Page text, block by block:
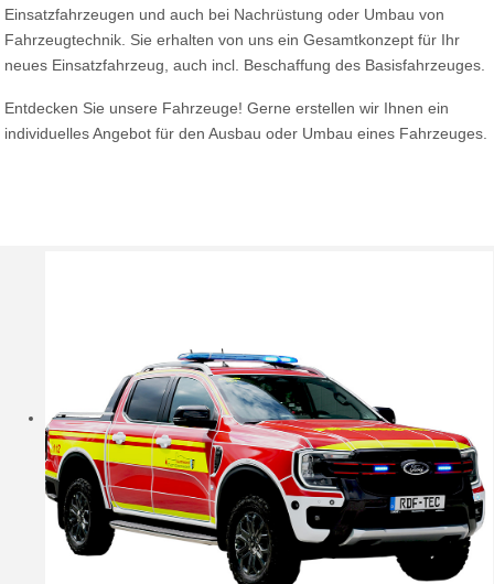
Einsatzfahrzeugen und auch bei Nachrüstung oder Umbau von
Fahrzeugtechnik. Sie erhalten von uns ein Gesamtkonzept für Ihr
neues Einsatzfahrzeug, auch incl. Beschaffung des Basisfahrzeuges.
Entdecken Sie unsere Fahrzeuge! Gerne erstellen wir Ihnen ein
individuelles Angebot für den Ausbau oder Umbau eines Fahrzeuges.